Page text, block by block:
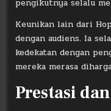
pengikutnya selalu
Keunikan lain dari
dengan audiens. Ia
kedekatan dengan
mereka merasa
Prestasi